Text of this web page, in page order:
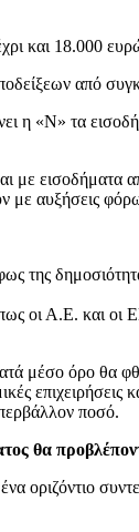
και 18.000
από
η «Ν» τα
με
αυξήσεις
της
οι Α.Ε. και
όρο θα
ποσό.
θα
οριζόντιο